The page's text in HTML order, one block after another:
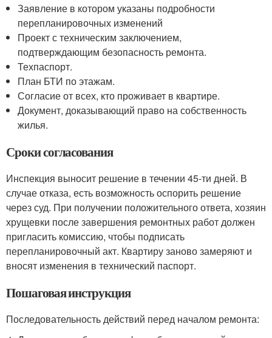
Заявление в котором указаны подробности
перепланировочных изменений
Проект с техническим заключением,
подтверждающим безопасность ремонта.
Техпаспорт.
План БТИ по этажам.
Согласие от всех, кто проживает в квартире.
Документ, доказывающий право на собственность
жилья.
Сроки согласования
Инспекция выносит решение в течении 45-ти дней. В
случае отказа, есть возможность оспорить решение
через суд. При получении положительного ответа, хозяин
хрущевки после завершения ремонтных работ должен
пригласить комиссию, чтобы подписать
перепланировочный акт. Квартиру заново замеряют и
вносят изменения в технический паспорт.
Пошаговая инструкция
Последовательность действий перед началом ремонта: